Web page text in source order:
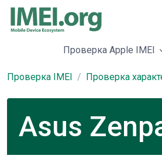
Проверка Apple IMEI
Проверка IMEI Проверка
Asus